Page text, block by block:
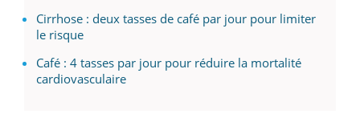
Cirrhose : deux tasses de café par jour pour limiter
le risque
Café : 4 tasses par jour pour réduire la mortalité
cardiovasculaire